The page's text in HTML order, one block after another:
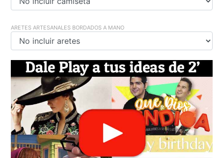
ARETES ARTESANALES BORDADOS A MANO